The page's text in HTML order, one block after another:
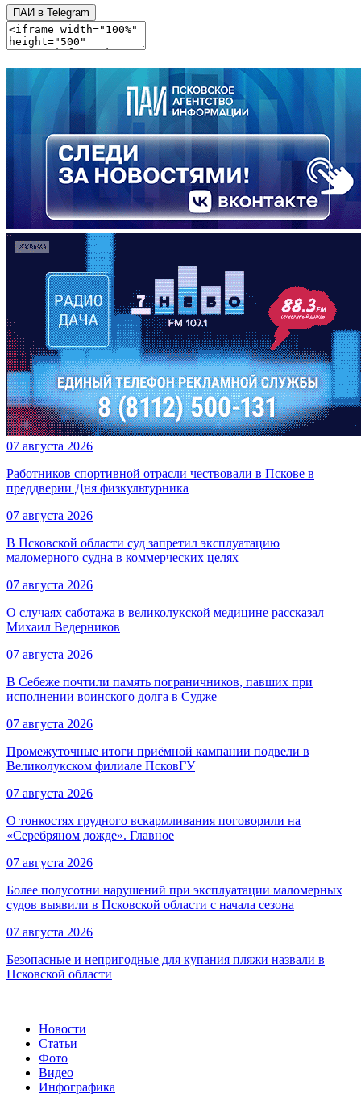
ПАИ в Telegram
07 августа 2026
Работников спортивной отрасли чествовали в Пскове в
преддверии Дня физкультурника
07 августа 2026
В Псковской области суд запретил эксплуатацию
маломерного судна в коммерческих целях
07 августа 2026
О случаях саботажа в великолукской медицине рассказал ​
Михаил Ведерников
07 августа 2026
В Себеже почтили память пограничников, павших при
исполнении воинского долга в Судже
07 августа 2026
Промежуточные итоги приёмной кампании подвели в
Великолукском филиале ПсковГУ
07 августа 2026
О тонкостях грудного вскармливания поговорили на
«Серебряном дожде». Главное
07 августа 2026
Более полусотни нарушений при эксплуатации маломерных
судов выявили в Псковской области с начала сезона
07 августа 2026
Безопасные и непригодные для купания пляжи назвали в
Псковской области
Новости
Статьи
Фото
Видео
Инфографика